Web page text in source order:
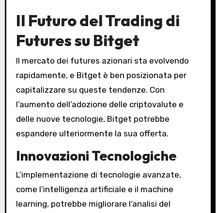
Il Futuro del Trading di
Futures su Bitget
Il mercato dei futures azionari sta evolvendo
rapidamente, e Bitget è ben posizionata per
capitalizzare su queste tendenze. Con
l’aumento dell’adozione delle criptovalute e
delle nuove tecnologie, Bitget potrebbe
espandere ulteriormente la sua offerta.
Innovazioni Tecnologiche
L’implementazione di tecnologie avanzate,
come l’intelligenza artificiale e il machine
learning, potrebbe migliorare l’analisi del